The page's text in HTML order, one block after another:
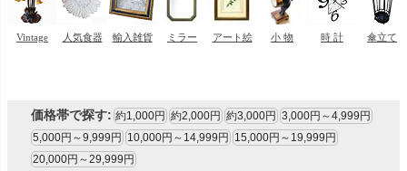
価格帯で探す: 約1,000円 約2,000円 約3,000円 3,000円～4,999円
5,000円～9,999円
10,000円～14,999円
15,000円～19,999円
20,000円～29,999円